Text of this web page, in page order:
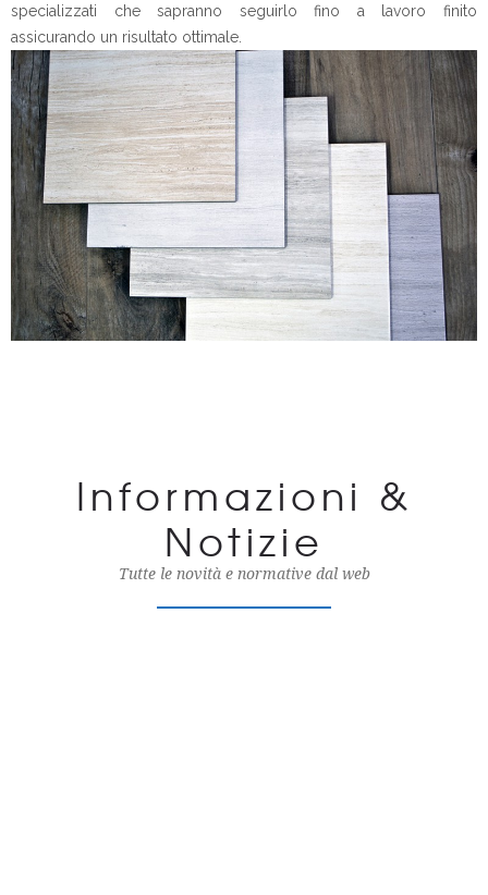
specializzati che sapranno seguirlo fino a lavoro finito
assicurando un risultato ottimale.
Informazioni &
Notizie
Tutte le novità e normative dal web